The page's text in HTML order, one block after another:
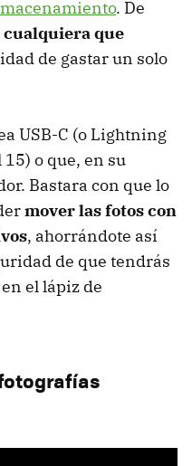
. De
cualquiera que
de gastar un solo
USB-C (o Lightning
o que, en su
Bastara con que lo
mover las fotos con
, ahorrándote así
de que tendrás
el lápiz de